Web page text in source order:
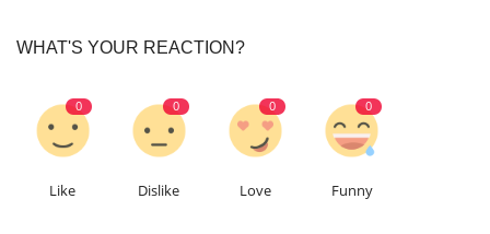
WHAT'S YOUR REACTION?
0
Like
0
Dislike
0
Love
0
Funny